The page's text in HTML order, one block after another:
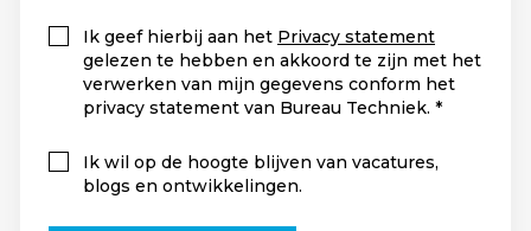
Ik geef hierbij aan het Privacy statement
gelezen te hebben en akkoord te zijn met het
verwerken van mijn gegevens conform het
privacy statement van Bureau Techniek.
Ik wil op de hoogte blijven van vacatures,
blogs en ontwikkelingen.